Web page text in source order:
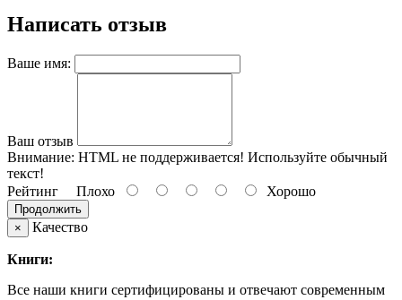
Написать отзыв
Ваше имя:
Ваш отзыв
Внимание: HTML не поддерживается! Используйте обычный
текст!
Рейтинг Плохо Хорошо
Продолжить
×
Качество
Книги:
Все наши книги сертифицированы и отвечают современным